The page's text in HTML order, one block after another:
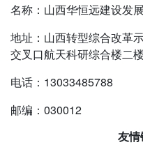
名称：山西华恒远建设发
地址：山西转型综合改革
交叉口航天科研综合楼二楼
电话：13033485788
邮编：030012
友